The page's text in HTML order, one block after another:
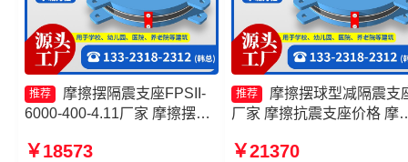
推荐
摩擦摆隔震支座FPSII-
6000-400-4.11厂家 摩擦摆隔
源头工厂 摩擦摆隔震支座
￥18573
推荐
摩擦摆球型减隔震支
厂家 摩擦抗震支座价格 摩
擦摆支座JZQZ-15000多少
￥21370